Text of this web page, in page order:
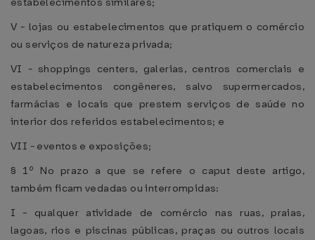
V - lojas ou estabelecimentos que pratiquem o comércio
ou serviços de natureza privada;
VI - shoppings centers, galerias, centros comerciais e
estabelecimentos congêneres, salvo supermercados,
farmácias e locais que prestem serviços de saúde no
interior dos referidos estabelecimentos; e
VII - eventos e exposições;
§ 1º No prazo a que se refere o caput deste artigo,
também ficam vedadas ou interrompidas:
I - qualquer atividade de comércio nas ruas, praias,
lagoas, rios e piscinas públicas, praças ou outros locais